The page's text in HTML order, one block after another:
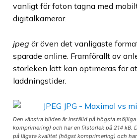
vanligt för foton tagna med
digitalkameror.
jpeg är även det vanligaste
sparade online. Framförallt av
storleken lätt kan optimeras för
laddningstider.
Den vänstra bilden är inställd på högsta
komprimering) och har en filstorlek på 214 kB.
på lägsta kvalitet (högst komprimering) och